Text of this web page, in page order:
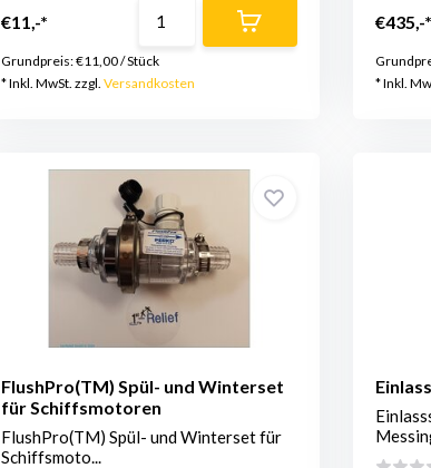
€11,-*
Grundpreis:€11,00/Stück
* Inkl. MwSt. zzgl. Versandkosten
€435,-*
* Inkl.
FlushPro(TM) Spül- und Winterset
für Schiffsmotoren
FlushPro(TM) Spül- und Winterset für
Schiffsmoto...